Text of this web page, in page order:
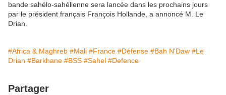
bande sahélo-sahélienne sera lancée dans les prochains jours
par le président français François Hollande, a annoncé M. Le
Drian.
#Africa & Maghreb #Mali #France #Défense #Bah N'Daw #Le
Drian #Barkhane #BSS #Sahel #Defence
Partager